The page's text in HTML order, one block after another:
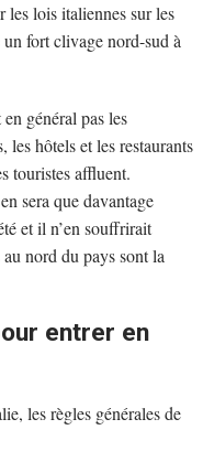
les lois italiennes sur les
fort clivage nord-sud à
général pas les
les hôtels et les restaurants
touristes affluent.
sera que davantage
et il n’en souffrirait
nord du pays sont la
entrer en
les règles générales de